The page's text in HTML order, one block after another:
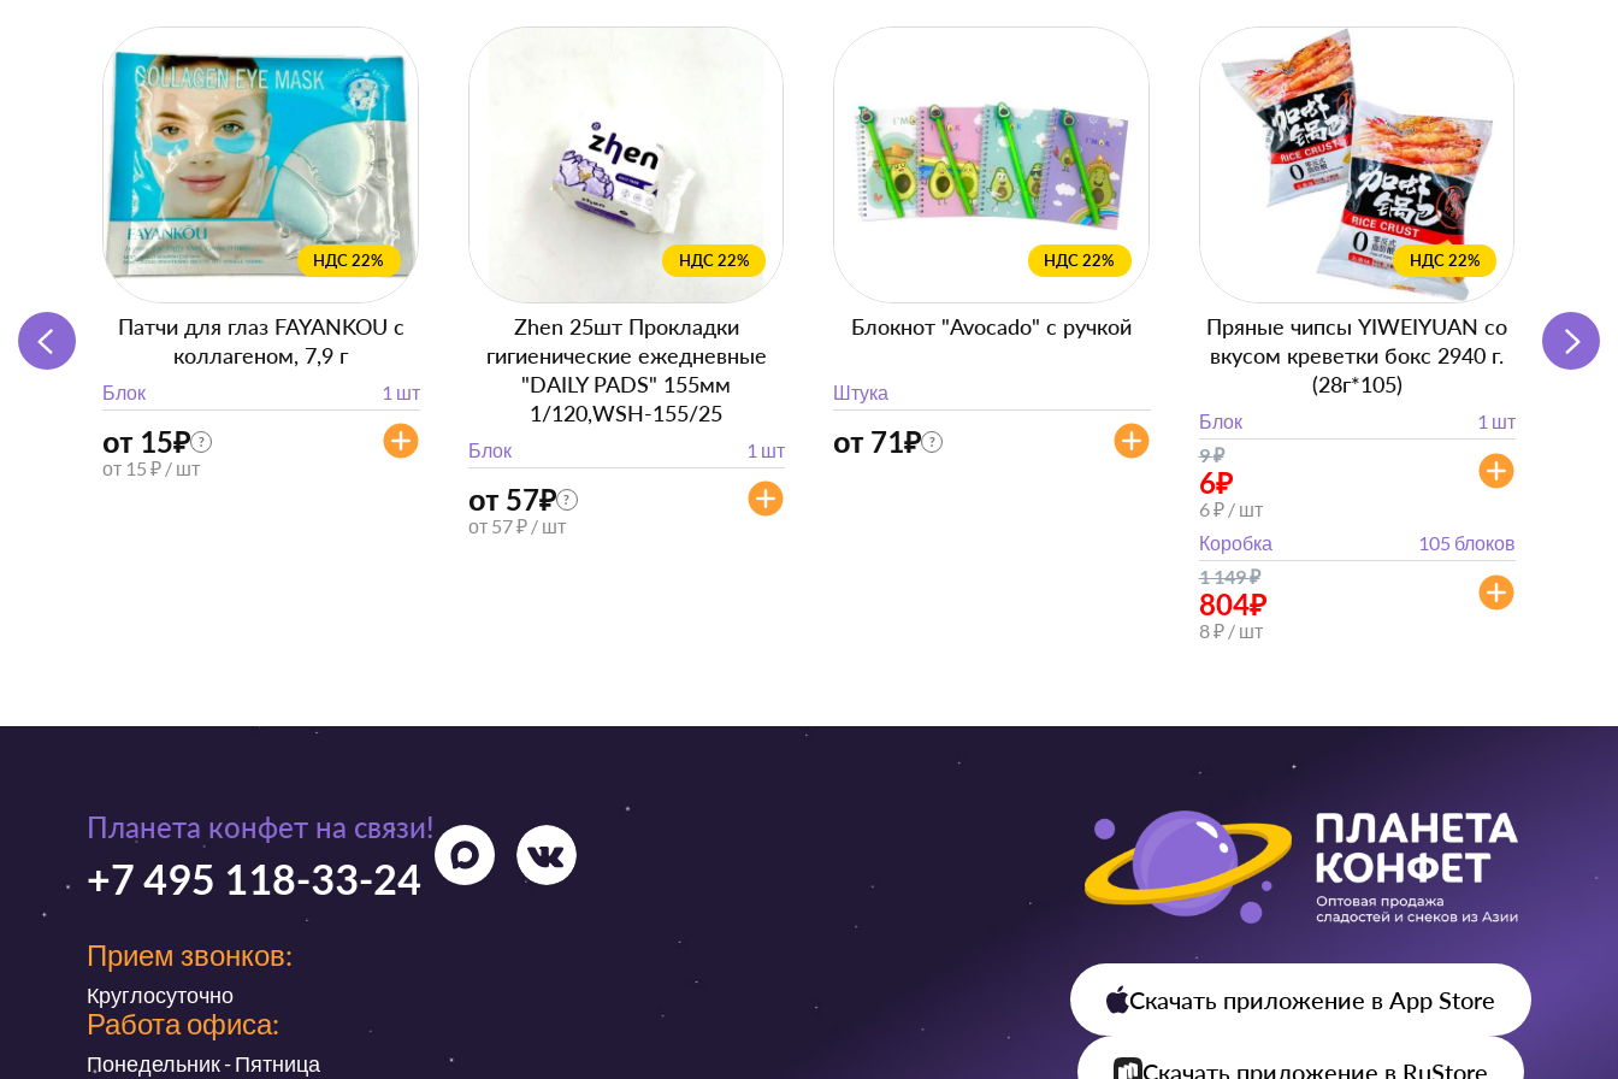
НДС 22%
Патчи для глаз FAYANKOU с
коллагеном, 7,9 г
Блок 1 шт
от 15₽ ?
от 15 ₽ / шт
НДС 22%
Zhen 25шт Прокладки
гигиенические ежедневные
"DAILY PADS" 155мм
1/120,WSH-155/25
Блок 1 шт
от 57₽ ?
от 57 ₽ / шт
НДС 22%
Блокнот "Avocado" с ручкой
Штука
от 71₽ ?
НДС 22%
Пряные чипсы YIWEIYUAN со
вкусом креветки бокс 2940 г.
(28г*105)
Блок
1 шт
9₽
6₽
6 ₽ / шт
Коробка
105 блоков
1 149₽
804₽
8 ₽ / шт
Планета конфет на связи!
+7 495 118-33-24
Прием звонков:
Круглосуточно
Работа офиса:
Понедельник - Пятница
Скачать приложение в App Store
Скачать приложение в RuStore